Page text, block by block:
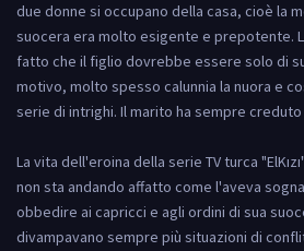
due donne si occupano della casa, cioè la
suocera era molto esigente e prepotente.
fatto che il figlio dovrebbe essere solo di
motivo, molto spesso calunnia la nuora e
serie di intrighi. Il marito ha sempre
La vita dell'eroina della serie TV turca
non sta andando affatto come l'aveva
obbedire ai capricci e agli ordini di sua
divampavano sempre più situazioni di